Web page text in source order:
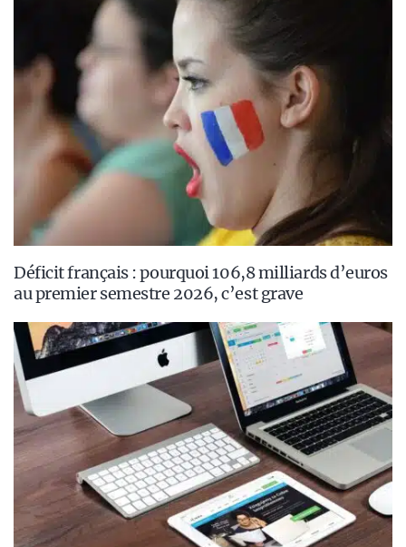
Déficit français : pourquoi 106,8 milliards d’euros
au premier semestre 2026, c’est grave